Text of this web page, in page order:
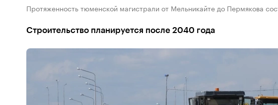
Протяженность тюменской магистрали от Мельникайте до Пермякова
Строительство планируется после 2040 года